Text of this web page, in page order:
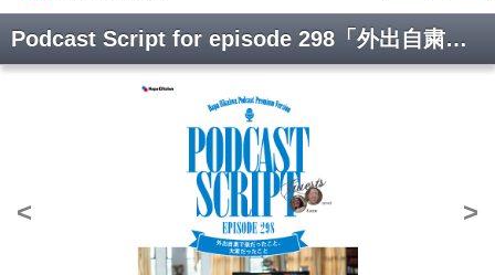
Podcast Script for episode 298「外出自粛で楽だったこと、大変だったこと」
< >